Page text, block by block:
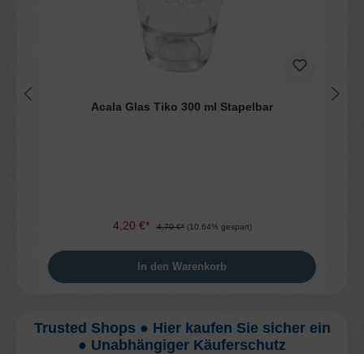
Acala Glas Tiko 300 ml Stapelbar
4,20 €* 4,70 €* (10.64% gespart)
In den Warenkorb
Trusted Shops ● Hier kaufen Sie sicher ein
● Unabhängiger Käuferschutz